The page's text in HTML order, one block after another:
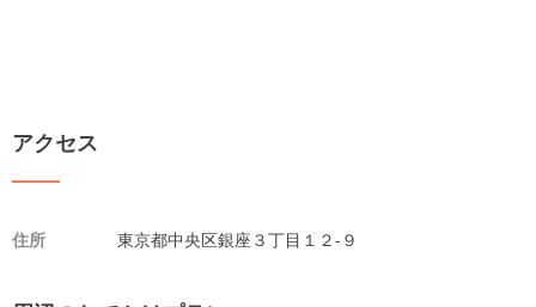
アクセス
住所 東京都中央区銀座３丁目１２-９